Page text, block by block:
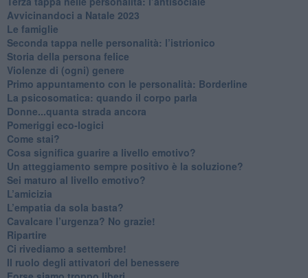
​Avvicinandoci a Natale 2023
Le famiglie
Seconda tappa nelle personalità: l’istrionico
​Storia della persona felice
Violenze di (ogni) genere
​Primo appuntamento con le personalità: Borderline
La psicosomatica: quando il corpo parla
Donne...quanta strada ancora
​Pomeriggi eco-logici
​Come stai?
Cosa significa guarire a livello emotivo?
​Un atteggiamento sempre positivo è la soluzione?
​Sei maturo al livello emotivo?
​L’amicizia
​L’empatia da sola basta?
​Cavalcare l’urgenza? No grazie!
Ripartire
​Ci rivediamo a settembre!
​Il ruolo degli attivatori del benessere